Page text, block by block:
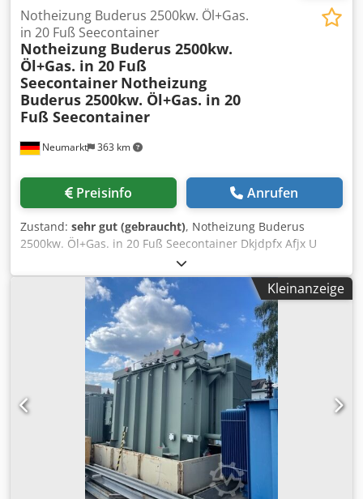
Neumarkt 363 km
Notheizung Buderus 2500kw. Öl+Gas.
in 20 Fuß Seecontainer
Notheizung Buderus 2500kw.
Öl+Gas. in 20 Fuß
Seecontainer Notheizung
Buderus 2500kw. Öl+Gas. in 20
Fuß Seecontainer
Preisinfo Anrufen
Zustand: sehr gut (gebraucht), Notheizung Buderus
2500kw. Öl+Gas. in 20 Fuß Seecontainer Dkjdpfx Afjx U
Kleinanzeige